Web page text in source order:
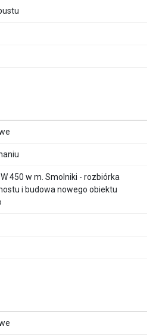
450 w m. Smolniki - rozbiórka
i budowa nowego obiektu